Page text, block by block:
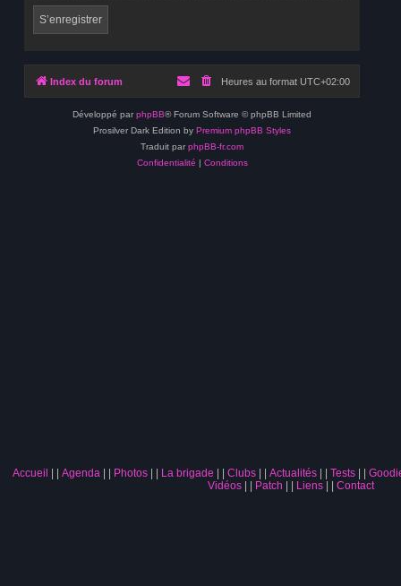
S’enregistrer
Index du forum Heures au format UTC+02:00
Développé par phpBB® Forum Software © phpBB Limited
Prosilver Dark Edition by Premium phpBB Styles
Traduit par phpBB-fr.com
Confidentialité | Conditions
Accueil | Agenda | Photos| La brigade | Clubs| Actualités| Tests|
Vidéos| Patch | Liens| Contact